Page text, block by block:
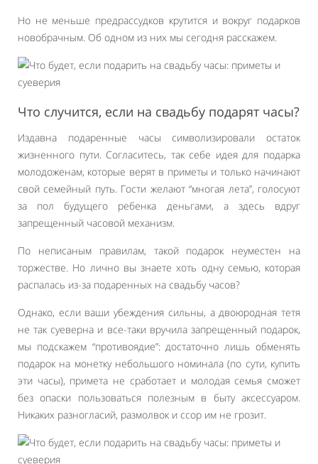
Но не меньше предрассудков крутится и вокруг подарков
новобрачным. Об одном из них мы сегодня расскажем.
Что случится, если на свадьбу подарят часы?
Издавна подаренные часы символизировали остаток
жизненного пути. Согласитесь, так себе идея для подарка
молодоженам, которые верят в приметы и только начинают
свой семейный путь. Гости желают “многая лета”, голосуют
за пол будущего ребенка деньгами, а здесь вдруг
запрещенный часовой механизм.
По неписаным правилам, такой подарок неуместен на
торжестве. Но лично вы знаете хоть одну семью, которая
распалась из-за подаренных на свадьбу часов?
Однако, если ваши убеждения сильны, а двоюродная тетя
не так суеверна и все-таки вручила запрещенный подарок,
мы подскажем “противоядие”: достаточно лишь обменять
подарок на монетку небольшого номинала (по сути, купить
эти часы), примета не сработает и молодая семья сможет
без опаски пользоваться полезным в быту аксессуаром.
Никаких разногласий, размолвок и ссор им не грозит.